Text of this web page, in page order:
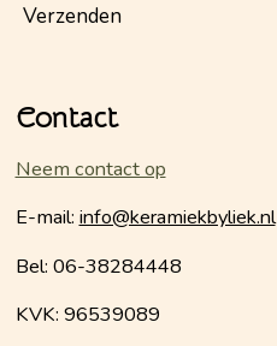
Verzenden
Contact
Neem contact op
E-mail: info@keramiekbyliek.nl
Bel: 06-38284448
KVK: 96539089